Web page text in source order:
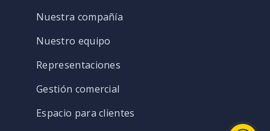
Nuestra compañía
Nuestro equipo
Representaciones
Gestión comercial
Espacio para clientes